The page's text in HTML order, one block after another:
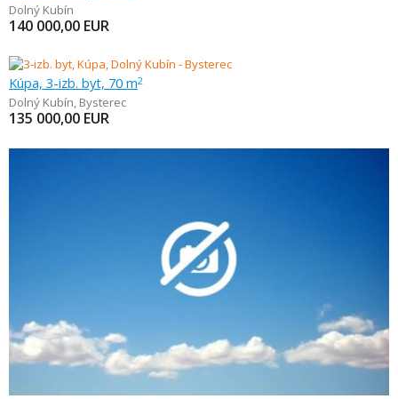
Dolný Kubín
140 000,00 EUR
Kúpa, 3-izb. byt, 70 m2
Dolný Kubín, Bysterec
135 000,00 EUR